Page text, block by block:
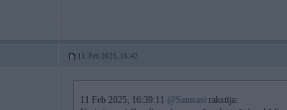
11. Feb 2025, 16:42
11 Feb 2025, 16:39:11 @Samsasi rakstīja: